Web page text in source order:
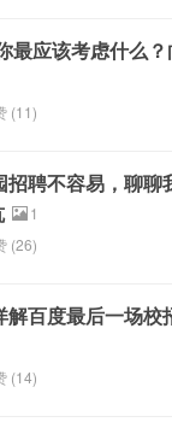
最应该考虑什么？
(11)
招聘不容易，聊聊
1
(26)
解百度最后一场校
(14)